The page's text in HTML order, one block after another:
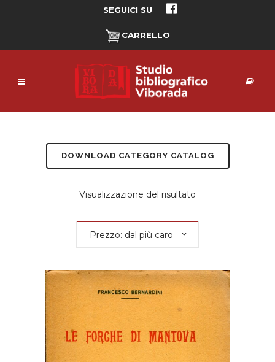
SEGUICI SU
CARRELLO
DOWNLOAD CATEGORY CATALOG
Visualizzazione del risultato
Prezzo: dal più caro